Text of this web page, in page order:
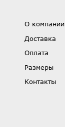
О компании
Доставка
Оплата
Размеры
Контакты